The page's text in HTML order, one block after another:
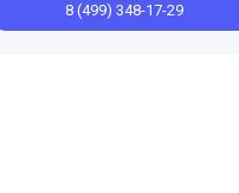
8 (499) 348-17-29